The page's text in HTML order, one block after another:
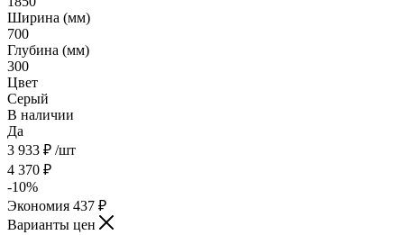
Ширина (мм)
700
Глубина (мм)
300
Цвет
Серый
В наличии
Да
3 933 ₽ /шт
4 370 ₽
-10%
Экономия 437 ₽
Варианты цен